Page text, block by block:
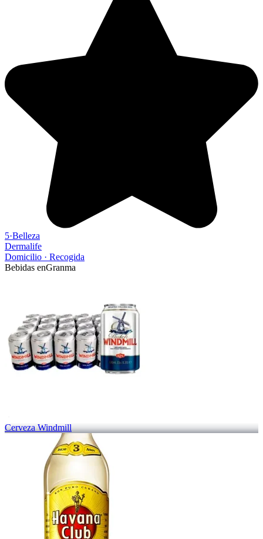
5·Belleza
Dermalife
Domicilio · Recogida
Bebidas enGranma
Cerveza Windmill